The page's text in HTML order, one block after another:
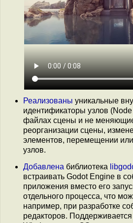
Реализованы уникальные
идентификаторы узлов
файлах сцены и не
реорганизации сцены,
элементов, перемещении
узлов.
Добавлена библиотека
встраивать Godot Engine в
приложения вместо его
отдельного процесса, что
например, при разработке
редакторов.